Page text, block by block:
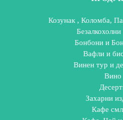
Козунак , Коломба,
Бонбони и
Вафли и
Винен тур и
Вино
Захарни
Кафе